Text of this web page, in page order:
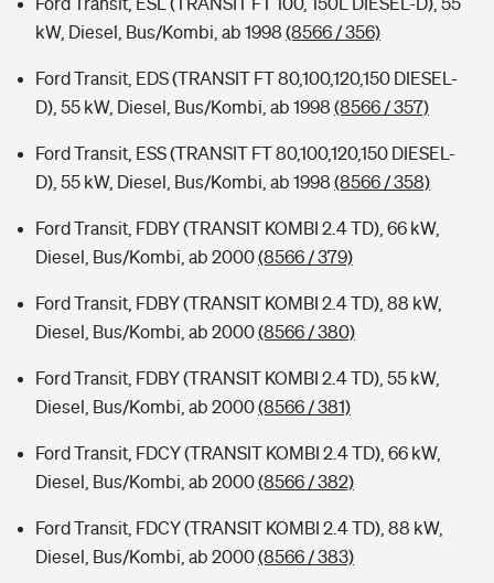
kW, Diesel, Bus/Kombi, ab 1998 (8566 / 356)
Ford Transit, EDS (TRANSIT FT 80,100,120,150 DIESEL-
D), 55 kW, Diesel, Bus/Kombi, ab 1998 (8566 / 357)
Ford Transit, ESS (TRANSIT FT 80,100,120,150 DIESEL-
D), 55 kW, Diesel, Bus/Kombi, ab 1998 (8566 / 358)
Ford Transit, FDBY (TRANSIT KOMBI 2.4 TD), 66 kW,
Diesel, Bus/Kombi, ab 2000(8566 / 379)
Ford Transit, FDBY (TRANSIT KOMBI 2.4 TD), 88 kW,
Diesel, Bus/Kombi, ab 2000(8566 / 380)
Ford Transit, FDBY (TRANSIT KOMBI 2.4 TD), 55 kW,
Diesel, Bus/Kombi, ab 2000(8566 / 381)
Ford Transit, FDCY (TRANSIT KOMBI 2.4 TD), 66 kW,
Diesel, Bus/Kombi, ab 2000(8566 / 382)
Ford Transit, FDCY (TRANSIT KOMBI 2.4 TD), 88 kW,
Diesel, Bus/Kombi, ab 2000(8566 / 383)